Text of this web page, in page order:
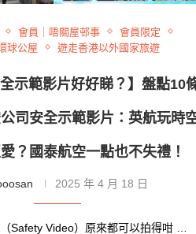
會員｜唔關屋邨事
會員限定
球公屋
遊走香港以外國家旅遊
全示範影片好好睇？】盤點10
司安全示範影片：英航玩時
？國泰航空一點也不失禮！
2025 年 4 月 18 日
Safety Video）原來都可以拍得咁 …